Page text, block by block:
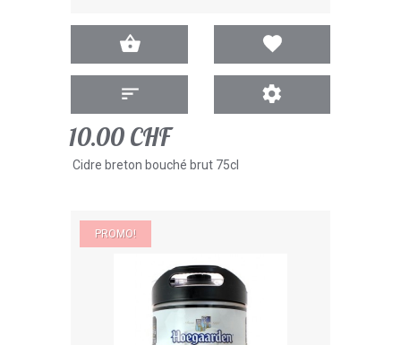
10.00 CHF
Cidre breton bouché brut 75cl
PROMO!